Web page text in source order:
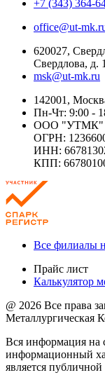
+7 (343) 364-
office@ut-
620027,
Свердлова, д.
msk@ut-mk.ru
142001,
Пн-Чт: 9:00 -
ООО "УТМК"
ОГРН:
ИНН:
КПП:
Все филиалы
Прайс лист
Калькулятор
@ 2026 Все права
Металлургическая
Вся информация на
информационный
является